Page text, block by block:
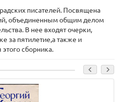
писателей. Посвящена
объединенным общим делом
В нее входят очерки,
за пятилетие,а также и
сборника.